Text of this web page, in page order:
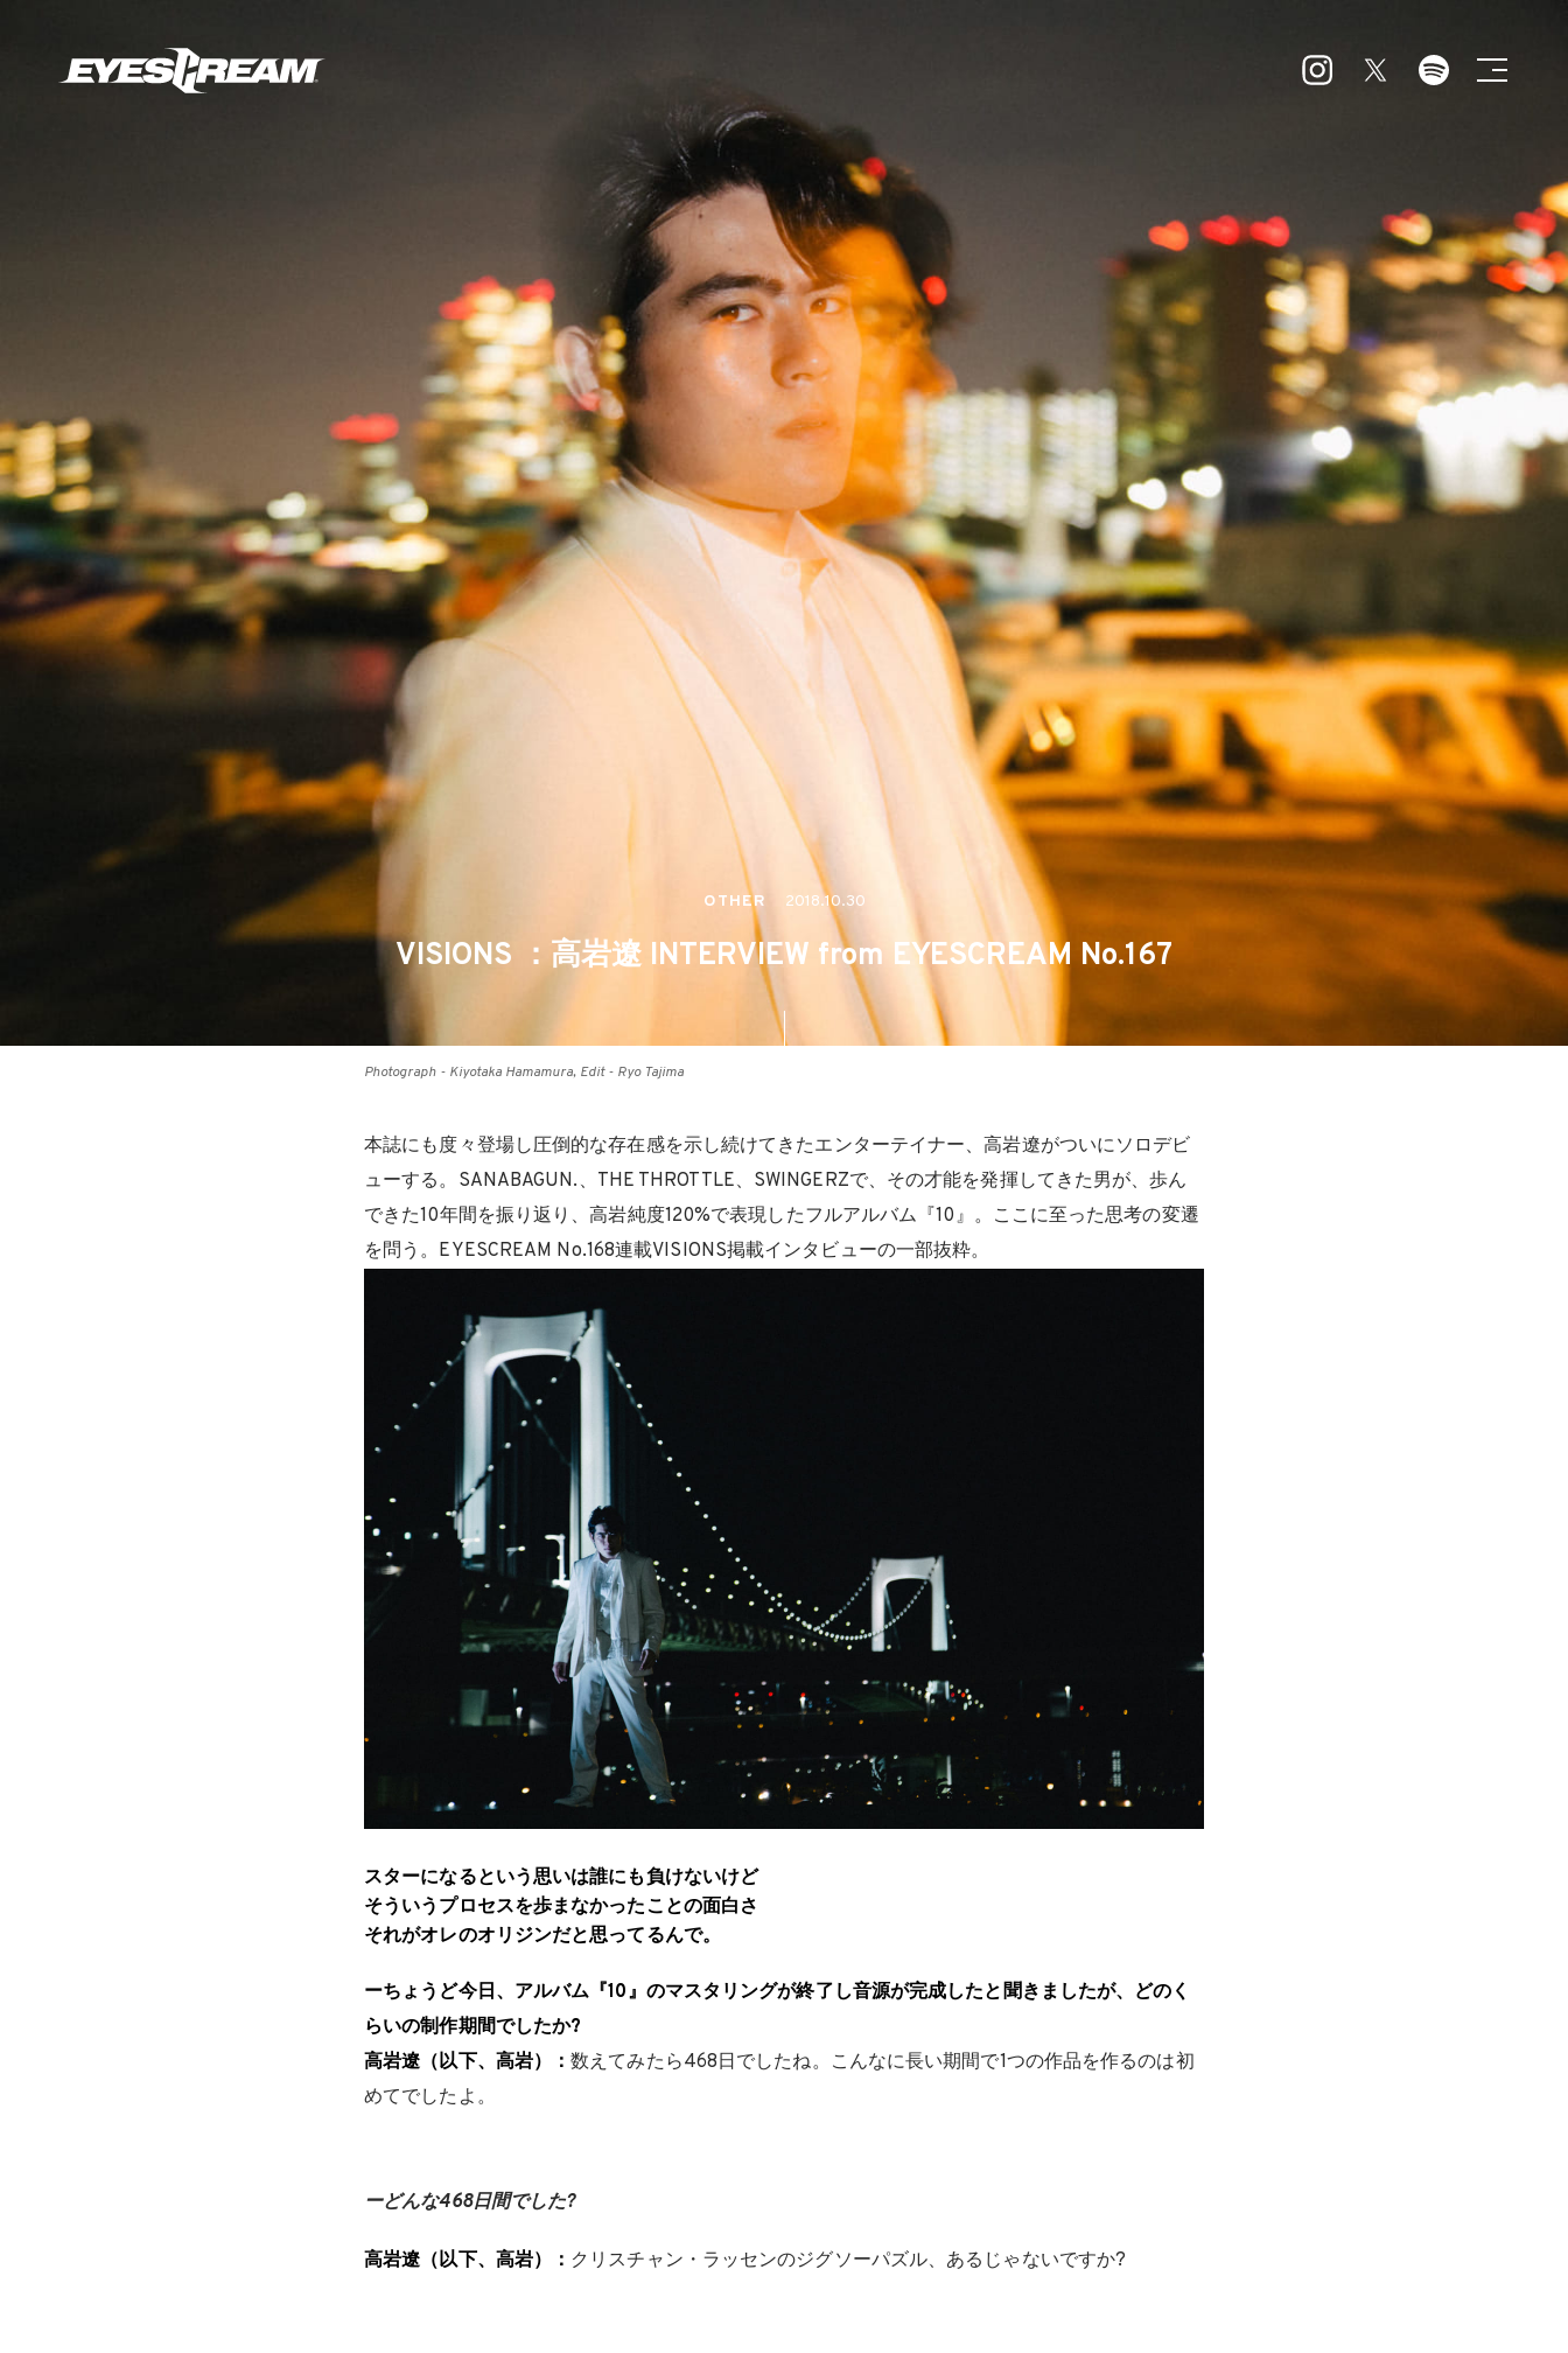
OTHER 2018.10.30
VISIONS ：高岩遼 INTERVIEW from EYESCREAM No.167
Photograph - Kiyotaka Hamamura, Edit - Ryo Tajima
本誌にも度々登場し圧倒的な存在感を示し続けてきたエンターテイナー、高岩遼がついにソロデビ
ューする。SANABAGUN.、THE THROTTLE、SWINGERZで、その才能を発揮してきた男が、歩ん
できた10年間を振り返り、高岩純度120%で表現したフルアルバム『10』。ここに至った思考の変遷
を問う。EYESCREAM No.168連載VISIONS掲載インタビューの一部抜粋。
スターになるという思いは誰にも負けないけど
そういうプロセスを歩まなかったことの面白さ
それがオレのオリジンだと思ってるんで。
ーちょうど今日、アルバム『10』のマスタリングが終了し音源が完成したと聞きましたが、どのく
らいの制作期間でしたか?
高岩遼（以下、高岩）：数えてみたら468日でしたね。こんなに長い期間で1つの作品を作るのは初
めてでしたよ。
ーどんな468日間でした?
高岩遼（以下、高岩）： クリスチャン・ラッセンのジグソーパズル、あるじゃないですか?